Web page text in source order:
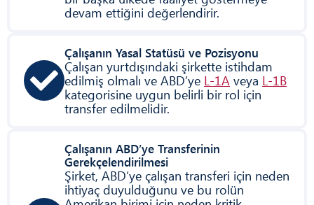
devam ettiğini değerlendirir.
Çalışanın Yasal Statüsü ve Pozisyonu
Çalışan yurtdışındaki şirkette istihdam
edilmiş olmalı ve ABD’ye L-1A veya L-1B
kategorisine uygun belirli bir rol için
transfer edilmelidir.
Çalışanın ABD’ye Transferinin
Gerekçelendirilmesi
Şirket, ABD’ye çalışan transferi için neden
ihtiyaç duyulduğunu ve bu rolün